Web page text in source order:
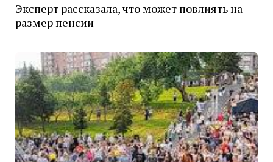
Эксперт рассказала, что может повлиять на
размер пенсии